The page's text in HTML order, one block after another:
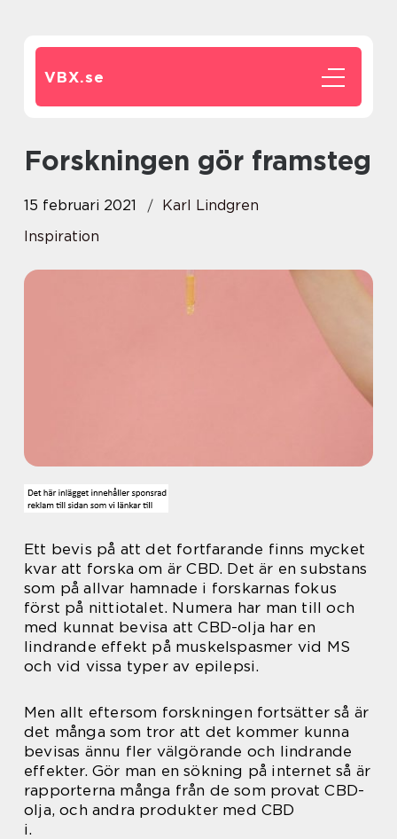
VBX.se
Forskningen gör framsteg
15 februari 2021
Karl Lindgren
Inspiration
Ett bevis på att det fortfarande finns mycket
kvar att forska om är CBD. Det är en substans
som på allvar hamnade i forskarnas fokus
först på nittiotalet. Numera har man till och
med kunnat bevisa att CBD-olja har en
lindrande effekt på muskelspasmer vid MS
och vid vissa typer av epilepsi.
Men allt eftersom forskningen fortsätter så är
det många som tror att det kommer kunna
bevisas ännu fler välgörande och lindrande
effekter. Gör man en sökning på internet så är
rapporterna många från de som provat CBD-
olja, och andra produkter med CBD
i.